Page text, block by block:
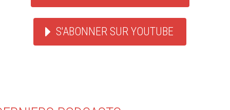
S'ABONNER SUR YOUTUBE